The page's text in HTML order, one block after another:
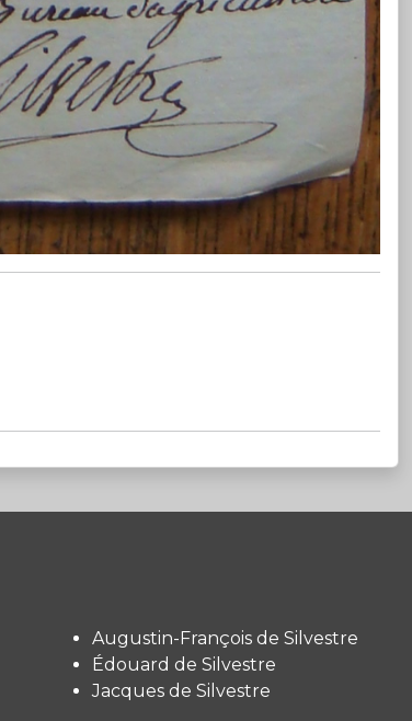
Augustin-François de Silvestre
Édouard de Silvestre
Jacques de Silvestre